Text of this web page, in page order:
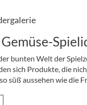
bunten Welt der
sich Produkte, die
süß aussehen wie die